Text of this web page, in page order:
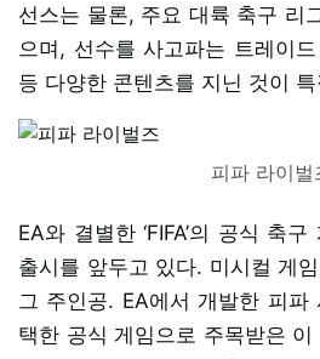
선스는 물론, 주요 대륙 축구 리
으며, 선수를 사고파는 트레이
등 다양한 콘텐츠를 지닌 것이
피파 라이벌
EA와 결별한 ‘FIFA’의 공식 축
출시를 앞두고 있다. 미시컬 게임
그 주인공. EA에서 개발한 피파
택한 공식 게임으로 주목받은